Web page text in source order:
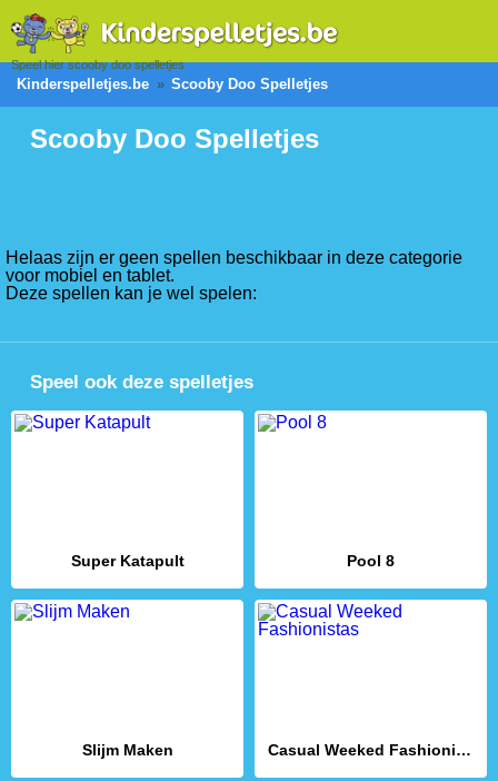
Speel hier scooby doo spelletjes
Kinderspelletjes.be Scooby Doo Spelletjes
Scooby Doo Spelletjes
Helaas zijn er geen spellen beschikbaar in deze categorie
voor mobiel en tablet.
Deze spellen kan je wel spelen:
Speel ook deze spelletjes
Super Katapult Pool 8
Slijm Maken Casual Weeked Fashionistas